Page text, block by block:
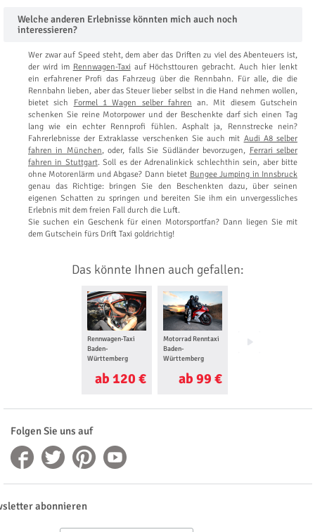
Welche anderen Erlebnisse könnten mich auch noch
interessieren?
Wer zwar auf Speed steht, dem aber das Driften zu viel des Abenteuers ist,
der wird im Rennwagen-Taxi auf Höchsttouren gebracht. Auch hier lenkt
ein erfahrener Profi das Fahrzeug über die Rennbahn. Für alle, die die
Rennbahn lieben, aber das Steuer lieber selbst in die Hand nehmen wollen,
bietet sich Formel 1 Wagen selber fahren an. Mit diesem Gutschein
schenken Sie reine Motorpower und der Beschenkte darf sich einen Tag
lang wie ein echter Rennprofi fühlen. Asphalt ja, Rennstrecke nein?
Fahrerlebnisse der Extraklasse verschenken Sie auch mit Audi A8 selber
fahren in München, oder, falls Sie Südländer bevorzugen, Ferrari selber
fahren in Stuttgart. Soll es der Adrenalinkick schlechthin sein, aber bitte
ohne Motorenlärm und Abgase? Dann bietet Bungee Jumping in Innsbruck
genau das Richtige: bringen Sie den Beschenkten dazu, über seinen
eigenen Schatten zu springen und bereiten Sie ihm ein unvergessliches
Erlebnis mit dem freien Fall durch die Luft.
Sie suchen ein Geschenk für einen Motorsportfan? Dann liegen Sie mit
dem Gutschein fürs Drift Taxi goldrichtig!
Das könnte Ihnen auch gefallen:
Rennwagen-Taxi
Baden-
Württemberg
ab 120 €
Motorrad Renntaxi
Baden-
Württemberg
ab 99 €
Ferrari selber
Folgen Sie uns auf
abonnieren